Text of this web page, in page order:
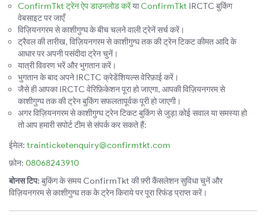
ConfirmTkt ट्रेन ऐप डाउनलोड करेंयाConfirmTkt IRCTC बुकिंग
वेबसाइट पर जाएँ
विज़ियनगरम से काशीगुग्घ के बीच चलने वाली ट्रेनें सर्च करें।
ट्रैवल की तारीख, विज़ियनगरम से काशीगुग्घ तक की ट्रेन टिकट कीमत आदि के
आधार पर अपनी पसंदीदा ट्रेन चुनें।
यात्री विवरण भरें और भुगतान करें।
भुगतान के बाद अपने IRCTC क्रेडेंशियल्स वेरिफ़ाई करें।
जैसे ही आपका IRCTC वेरिफ़िकेशन पूरा हो जाएगा, आपकी विज़ियनगरम से
काशीगुग्घ तक की ट्रेन बुकिंग सफलतापूर्वक पूरी हो जाएगी।
अगर विज़ियनगरम से काशीगुग्घ ट्रेन टिकट बुकिंग से जुड़ा कोई सवाल या समस्या हो
तो आप हमारी सपोर्ट टीम से संपर्क कर सकते हैं:
ईमेल: trainticketenquiry@confirmtkt.com
फ़ोन: 08068243910
बोनस टिप: बुकिंग के समय ConfirmTkt की फ़्री कैंसलेशन सुविधा चुनें और
विज़ियनगरम से काशीगुग्घ तक के ट्रेन किराये पर पूरा रिफंड प्राप्त करें।